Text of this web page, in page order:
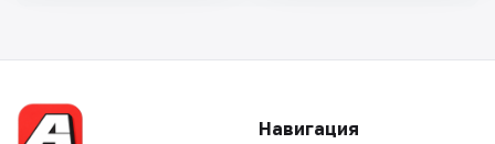
Навигация